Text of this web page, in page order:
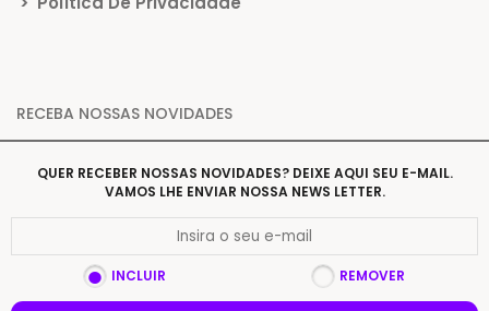
RECEBA NOSSAS NOVIDADES
QUER RECEBER NOSSAS NOVIDADES? DEIXE AQUI SEU E-MAIL.
VAMOS LHE ENVIAR NOSSA NEWS LETTER.
INCLUIR REMOVER